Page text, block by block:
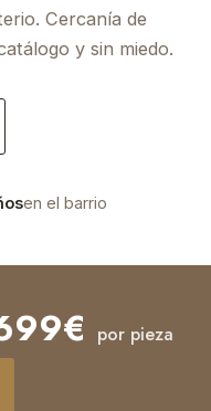
Cercanía de
y sin miedo.
en el barrio
por pieza